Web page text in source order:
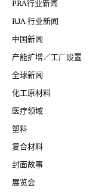
PRA行业新闻
RJA 行业新闻
中国新闻
产能扩增／工厂设置
全球新闻
化工原材料
医疗领域
塑料
复合材料
封面故事
展览会